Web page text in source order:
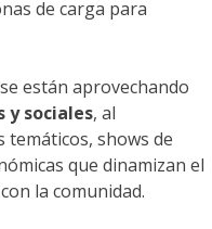
de carga para
están aprovechando
sociales, al
shows de
que dinamizan el
la comunidad.